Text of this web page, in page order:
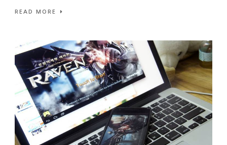
READ MORE